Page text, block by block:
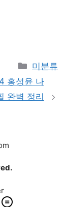
미분류
홍성윤 나
완벽 정리